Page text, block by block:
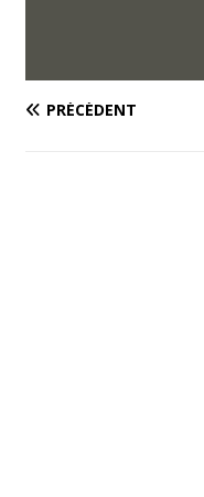
PRÉCÉDENT